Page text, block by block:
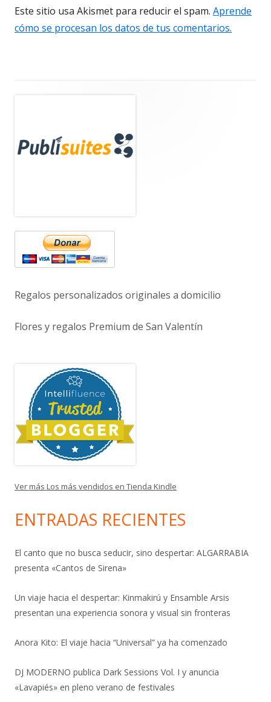
Este sitio usa Akismet para reducir el spam. Aprende
cómo se procesan los datos de tus comentarios.
lateral
principal
Regalos personalizados originales a domicilio
Flores y regalos Premium de San Valentín
Ver más Los más vendidos en Tienda Kindle
ENTRADAS RECIENTES
El canto que no busca seducir, sino despertar: ALGARRABIA
presenta «Cantos de Sirena»
Un viaje hacia el despertar: Kinmakirú y Ensamble Arsis
presentan una experiencia sonora y visual sin fronteras
Anora Kito: El viaje hacia “Universal” ya ha comenzado
DJ MODERNO publica Dark Sessions Vol. I y anuncia
«Lavapiés» en pleno verano de festivales